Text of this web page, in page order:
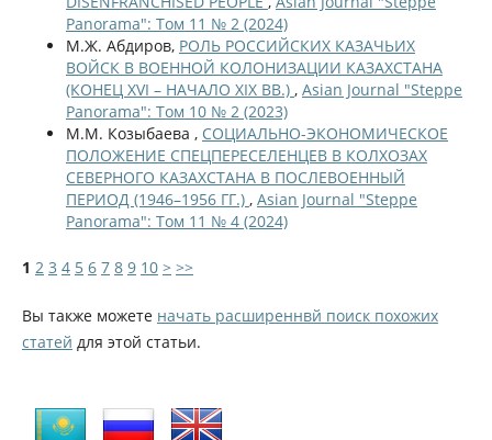
Panorama": Том 11 № 2 (2024)
М.Ж. Абдиров, РОЛЬ РОССИЙСКИХ КАЗАЧЬИХ
ВОЙСК В ВОЕННОЙ КОЛОНИЗАЦИИ КАЗАХСТАНА
(КОНЕЦ XVI – НАЧАЛО XIX ВВ.) , Asian Journal "Steppe
Panorama": Том 10 № 2 (2023)
М.М. Козыбаева , СОЦИАЛЬНО-ЭКОНОМИЧЕСКОЕ
ПОЛОЖЕНИЕ СПЕЦПЕРЕСЕЛЕНЦЕВ В КОЛХОЗАХ
СЕВЕРНОГО КАЗАХСТАНА В ПОСЛЕВОЕННЫЙ
ПЕРИОД (1946–1956 ГГ.) , Asian Journal "Steppe
Panorama": Том 11 № 4 (2024)
1 2 3 4 5 6 7 8 9 10 > >>
Вы также можете начать расширеннвй поиск похожих
статей для этой статьи.